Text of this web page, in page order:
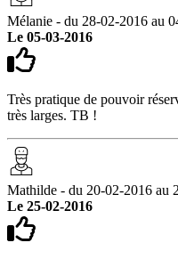
Mélanie - du 28-02-2016 au
Le 05-03-2016
Très pratique de pouvoir
très larges. TB !
Mathilde - du 20-02-2016 au
Le 25-02-2016